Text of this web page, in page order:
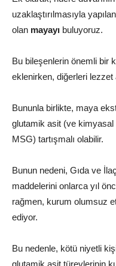
uzaklaştırılmasıyla
olan mayayı buluyoruz.
Bu bileşenlerin önemli bir
eklenirken, diğerleri lezzet
Bununla birlikte, maya
glutamik asit (ve
MSG) tartışmalı olabilir.
Bunun nedeni, Gıda ve
maddelerini onlarca yıl
rağmen, kurum olumsuz
ediyor.
Bu nedenle, kötü niyetli
glutamik asit türevlerinin